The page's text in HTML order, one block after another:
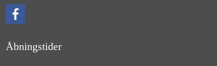
Åbningstider